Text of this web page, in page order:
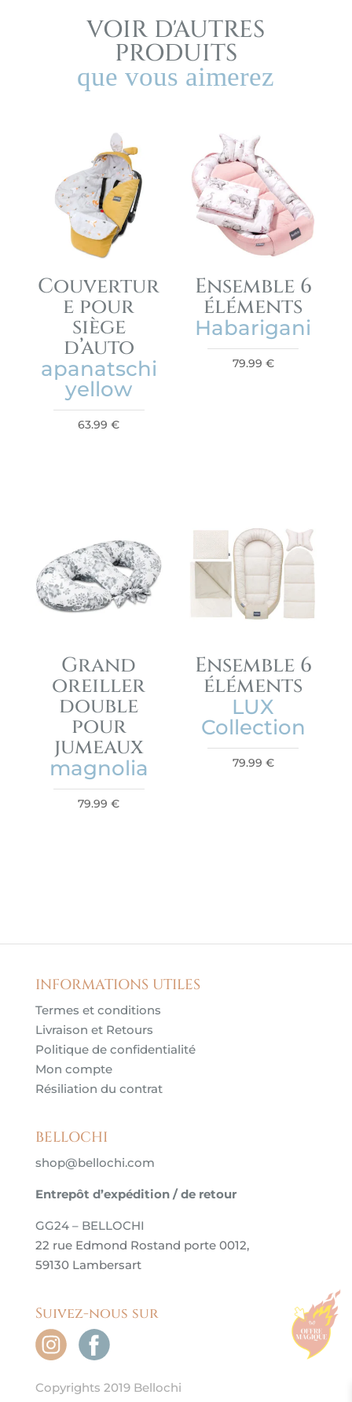
VOIR D'AUTRES
PRODUITS
que vous aimerez
Couvertur
e pour
siège
d’auto
apanatschi
yellow
63.99€
Ensemble 6
éléments
Habarigani
79.99 €
Grand
oreiller
double
pour
jumeaux
magnolia
79.99€
Ensemble 6
éléments
LUX
Collection
79.99 €
INFORMATIONS UTILES
Termes et conditions
Livraison et Retours
Politique de confidentialité
Mon compte
Résiliation du contrat
BELLOCHI
shop@bellochi.com
Entrepôt d’expédition / de retour
GG24 – BELLOCHI
22 rue Edmond Rostand porte 0012,
59130 Lambersart
Suivez-nous sur
Copyrights 2019 Bellochi